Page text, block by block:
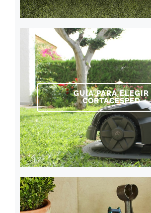
GUÍA PARA ELEGIR
CORTACÉSPED